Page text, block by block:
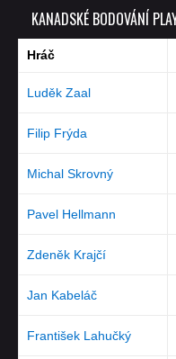
KANADSKÉ BODOVÁNÍ
Hráč
Luděk Zaal
Filip Frýda
Michal Skrovný
Pavel Hellmann
Zdeněk Krajčí
Jan Kabeláč
František Lahučký